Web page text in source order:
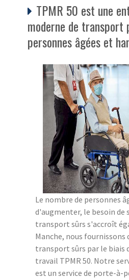
TPMR 50 est une
moderne de transport
personnes âgées et
Le nombre de personnes
d'augmenter, le besoin de
transport sûrs s'accroît
Manche, nous fournissons
transport sûrs par le biais
travail TPMR 50. Notre
est un service de porte-à-